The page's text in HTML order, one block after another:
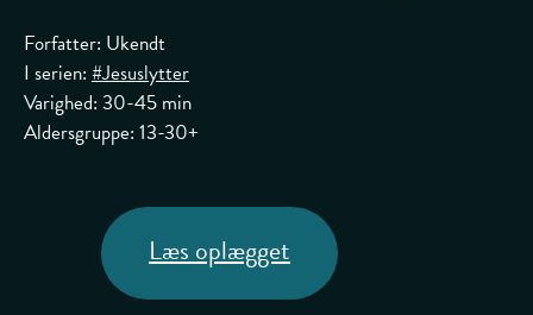
Forfatter: Ukendt
I serien: #Jesuslytter
Varighed: 30-45 min
Aldersgruppe: 13-30+
Læs oplægget